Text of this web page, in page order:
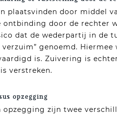
plaatsvinden door middel
ontbinding door de rechter
dat de wederpartij in de
verzuim” genoemd.
is. Zuivering is
verstreken.
opzegging
zijn twee